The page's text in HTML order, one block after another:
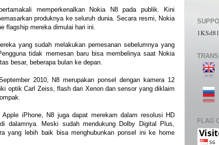
memperkenalkan Nokia N8 pada publik. Kini
produknya ke seluruh dunia. Secara resmi, Nokia
flagship mereka dimulai hari ini.
yang sudah melakukan pemesanan sebelumnya yang
tidak memesan baru bisa membelinya saat Nokia
besar, beberapa bulan ke depan.
2010, N8 merupakan ponsel dengan kamera 12
optik Carl Zeiss, flash dari Xenon dan sensor yang diklaim
iPhone, N8 juga dapat merekam dalam resolusi HD
dalamnya. Meski sudah mendukung Dolby Digital Plus,
yang lebih baik bisa menghubunkan ponsel ini ke home
FLAG